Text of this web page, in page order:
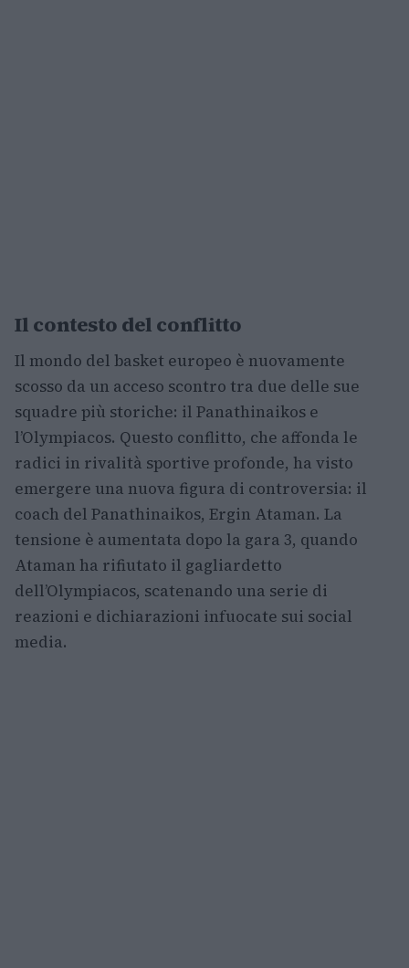
Il contesto del conflitto
Il mondo del basket europeo è nuovamente
scosso da un acceso scontro tra due delle sue
squadre più storiche: il Panathinaikos e
l’Olympiacos. Questo conflitto, che affonda le
radici in rivalità sportive profonde, ha visto
emergere una nuova figura di controversia: il
coach del Panathinaikos, Ergin Ataman. La
tensione è aumentata dopo la gara 3, quando
Ataman ha rifiutato il gagliardetto
dell’Olympiacos, scatenando una serie di
reazioni e dichiarazioni infuocate sui social
media.